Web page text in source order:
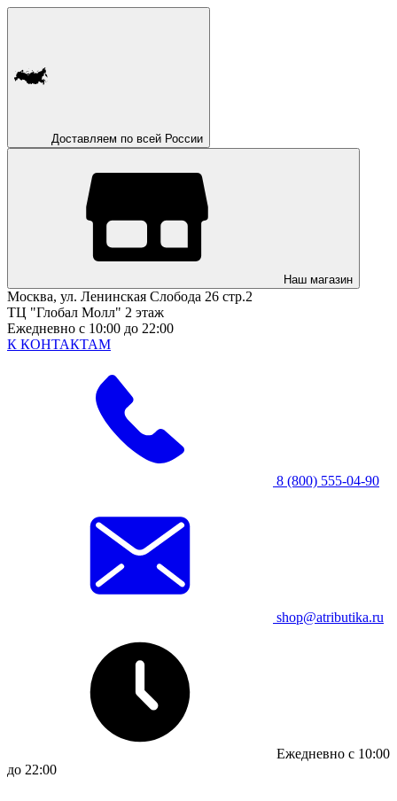
Доставляем по всей России
Наш магазин
Москва, ул. Ленинская Слобода 26 стр.2
ТЦ "Глобал Молл" 2 этаж
Ежедневно с 10:00 до 22:00
К КОНТАКТАМ
8 (800) 555-04-90
shop@atributika.ru
Ежедневно с 10:00
до 22:00